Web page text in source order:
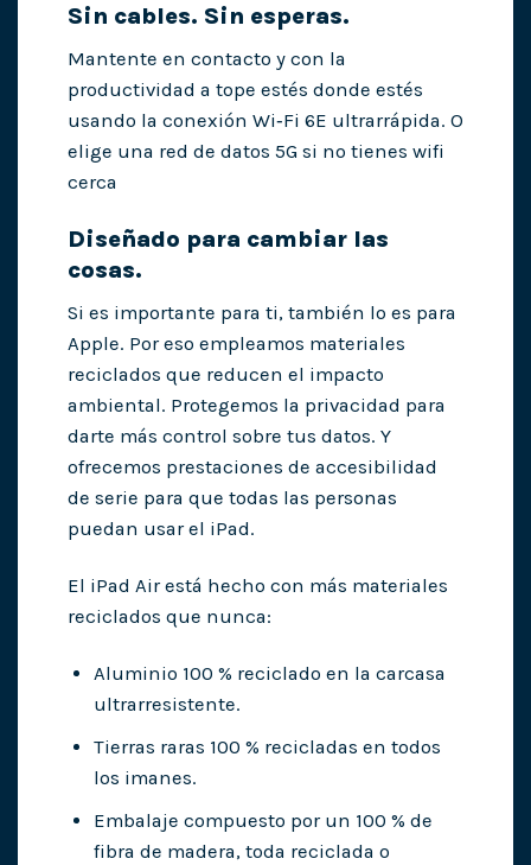
Sin cables. Sin esperas.
Mantente en contacto y con la
productividad a tope estés donde estés
usando la conexión Wi‑Fi 6E ultrarrápida. O
elige una red de datos 5G si no tienes wifi
cerca
Diseñado para cambiar las
cosas.
Si es importante para ti, también lo es para
Apple. Por eso empleamos materiales
reciclados que reducen el impacto
ambiental. Protegemos la privacidad para
darte más control sobre tus datos. Y
ofrecemos prestaciones de accesibilidad
de serie para que todas las personas
puedan usar el iPad.
El iPad Air está hecho con más materiales
reciclados que nunca:
Aluminio 100 % reciclado en la carcasa
ultrarresistente.
Tierras raras 100 % recicladas en todos
los imanes.
Embalaje compuesto por un 100 % de
fibra de madera, toda reciclada o